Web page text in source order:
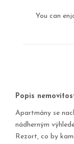
You can
Popis
Apartmány se
nádherným
Rezort, co by